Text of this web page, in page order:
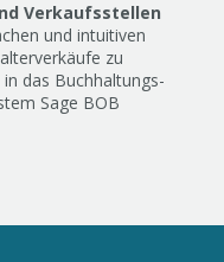
Verkaufsstellen
und intuitiven
zu
das Buchhaltungs-
Sage BOB